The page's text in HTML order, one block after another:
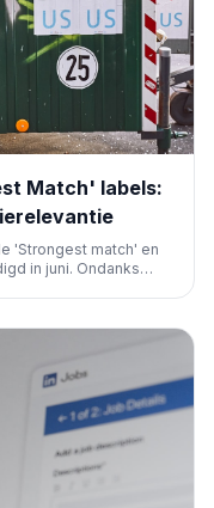
Match' labels:
'Strongest match' en
in juni. Ondanks